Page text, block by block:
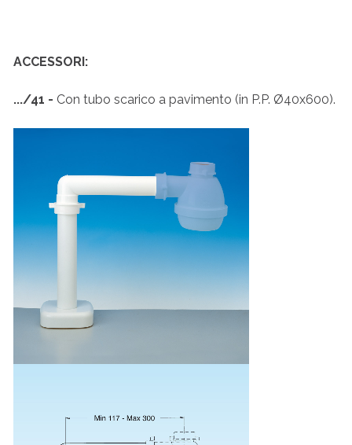
ACCESSORI :
.../41 - Con tubo scarico a pavimento (in P.P. Ø40x600).